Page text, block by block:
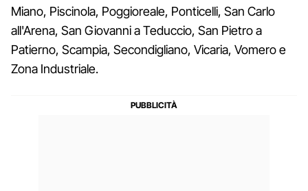
Miano, Piscinola, Poggioreale, Ponticelli, San Carlo
all'Arena, San Giovanni a Teduccio, San Pietro a
Patierno, Scampia, Secondigliano, Vicaria, Vomero e
Zona Industriale.